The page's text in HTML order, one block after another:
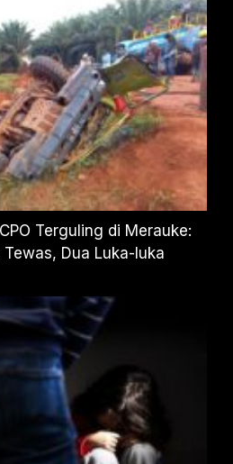
Terguling di Merauke:
Dua Luka-luka